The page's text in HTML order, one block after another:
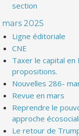
section
mars 2025
Ligne éditoriale
CNE
Taxer le capital
propositions.
Nouvelles 286-
Revue en mars
Reprendre le
approche
Le retour de